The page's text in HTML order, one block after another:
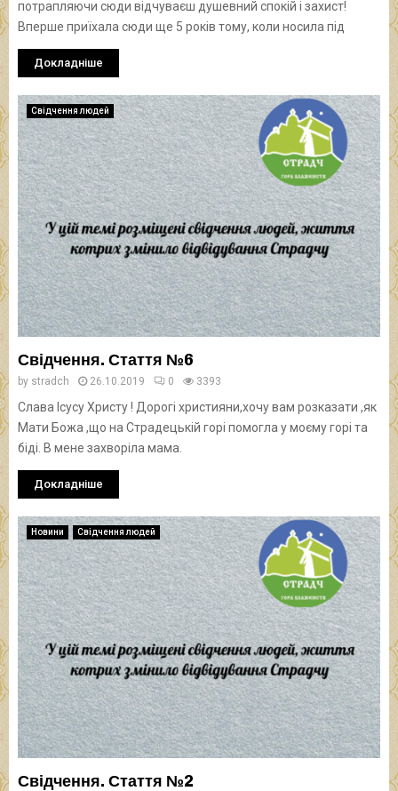
потрапляючи сюди відчуваєш душевний спокій і захист!
Вперше приїхала сюди ще 5 років тому, коли носила під
Докладніше
Свідчення людей
Свідчення. Стаття №6
by stradch 26.10.2019 0 3393
Слава Ісусу Христу ! Дорогі християни,хочу вам розказати ,як
Мати Божа ,що на Страдецькій горі помогла у моєму горі та
біді. В мене захворіла мама.
Докладніше
Новини Свідчення людей
Свідчення. Стаття №2